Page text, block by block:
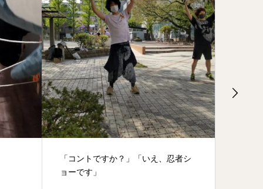
「コントですか？」「いえ、忍者シ
ョーです」